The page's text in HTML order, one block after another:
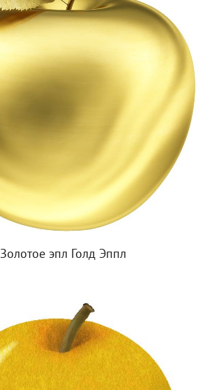
Золотое эпл Голд Эппл